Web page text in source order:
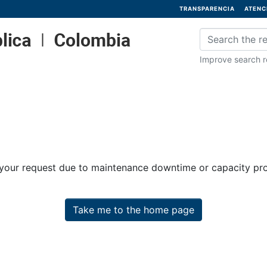
TRANSPARENCIA
Improve search
request due to maintenance downtime or capacity
Take me to the home page